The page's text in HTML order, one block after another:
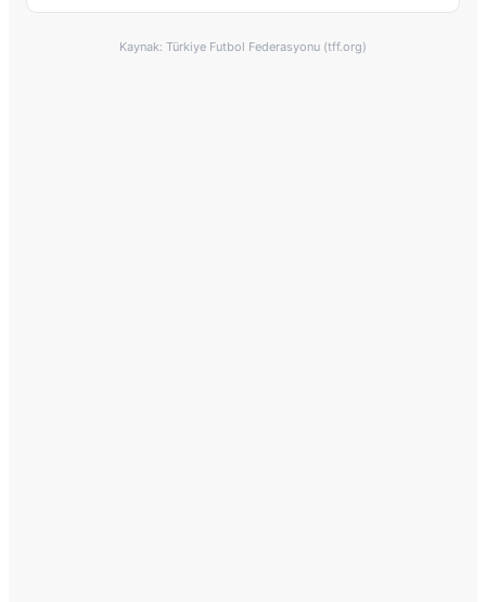
Kaynak: Türkiye Futbol Federasyonu (tff.org)